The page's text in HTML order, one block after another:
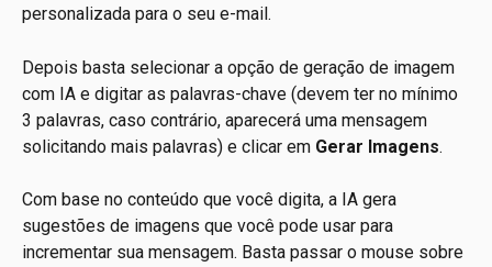
personalizada para o seu e-mail.
Depois basta selecionar a opção de geração de imagem
com IA e digitar as palavras-chave (devem ter no mínimo
3 palavras, caso contrário, aparecerá uma mensagem
solicitando mais palavras) e clicar em Gerar Imagens.
Com base no conteúdo que você digita, a IA gera
sugestões de imagens que você pode usar para
incrementar sua mensagem. Basta passar o mouse sobre